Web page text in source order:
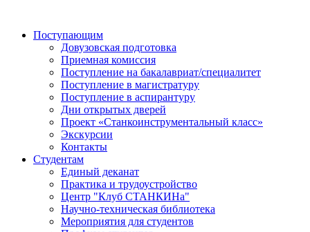
Поступающим
Довузовская подготовка
Приемная комиссия
Поступление на бакалавриат/специалитет
Поступление в магистратуру
Поступление в аспирантуру
Дни открытых дверей
Проект «Станкоинструментальный класс»
Экскурсии
Контакты
Студентам
Единый деканат
Практика и трудоустройство
Центр "Клуб СТАНКИНа"
Научно-техническая библиотека
Мероприятия для студентов